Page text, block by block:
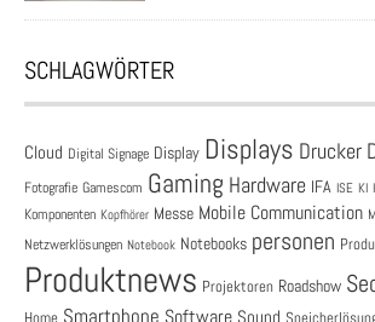
SCHLAGWÖRTER
Cloud Digital Signage Display Displays Drucker
Fotografie Gamescom Gaming Hardware IFA ISE KI
Komponenten Kopfhörer Messe Mobile Communication
Netzwerklösungen Notebook Notebooks personen
Produktnews Projektoren Roadshow
Smartphone Software Sound